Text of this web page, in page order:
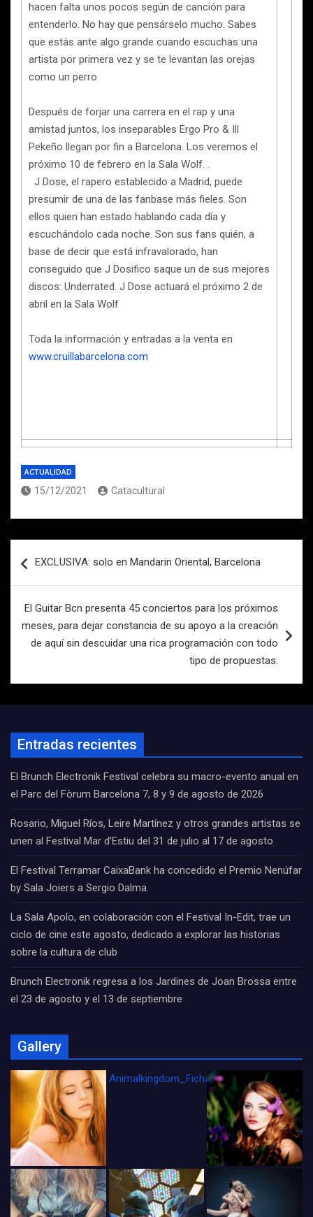
hacen falta unos pocos según de canción para
entenderlo. No hay que pensárselo mucho. Sabes
que estás ante algo grande cuando escuchas una
artista por primera vez y se te levantan las orejas
como un perro
Después de forjar una carrera en el rap y una
amistad juntos, los inseparables Ergo Pro & Ill
Pekeño llegan por fin a Barcelona. Los veremos el
próximo 10 de febrero en la Sala Wolf. .
J Dose, el rapero establecido a Madrid, puede
presumir de una de las fanbase más fieles. Son
ellos quien han estado hablando cada día y
escuchándolo cada noche. Son sus fans quién, a
base de decir que está infravalorado, han
conseguido que J Dosifico saque un de sus mejores
discos: Underrated. J Dose actuará el próximo 2 de
abril en la Sala Wolf
Toda la información y entradas a la venta en
www.cruillabarcelona.com
ACTUALIDAD
15/12/2021 Catacultural
de
EXCLUSIVA: solo en Mandarin Oriental, Barcelona
El Guitar Bcn presenta 45 conciertos para los próximos
meses, para dejar constancia de su apoyo a la creación
de aquí sin descuidar una rica programación con todo
tipo de propuestas.
Entradas recientes
El Brunch Electronik Festival celebra su macro-evento anual en
el Parc del Fòrum Barcelona 7, 8 y 9 de agosto de 2026
Rosario, Miguel Ríos, Leire Martínez y otros grandes artistas se
unen al Festival Mar d’Estiu del 31 de julio al 17 de agosto
El Festival Terramar CaixaBank ha concedido el Premio Nenúfar
by Sala Joiers a Sergio Dalma.
La Sala Apolo, en colaboración con el Festival In-Edit, trae un
ciclo de cine este agosto, dedicado a explorar las historias
sobre la cultura de club
Brunch Electronik regresa a los Jardines de Joan Brossa entre
el 23 de agosto y el 13 de septiembre
Gallery
Animalkingdom_FichaCine